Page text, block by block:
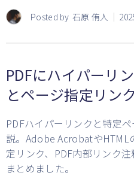
Posted by 石原 侑人
PDFにハイパーリ
とページ指定リン
PDFハイパーリンクと特定
説。Adobe AcrobatやHTML
定リンク、PDF内部リンク
まとめました。